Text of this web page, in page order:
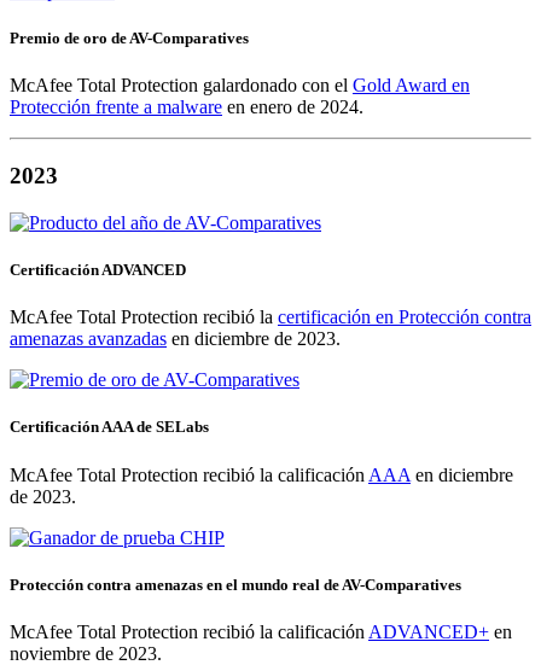
Premio de oro de AV-Comparatives
McAfee Total Protection galardonado con el Gold Award en
Protección frente a malware en enero de 2024.
2023
Certificación ADVANCED
McAfee Total Protection recibió la certificación en Protección contra
amenazas avanzadas en diciembre de 2023.
Certificación AAA de SELabs
McAfee Total Protection recibió la calificación AAA en diciembre
de 2023.
Protección contra amenazas en el mundo real de AV-Comparatives
McAfee Total Protection recibió la calificación ADVANCED+ en
noviembre de 2023.